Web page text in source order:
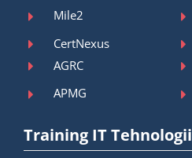
Mile2
CertNexus
AGRC
APMG
Training IT Tehnologii